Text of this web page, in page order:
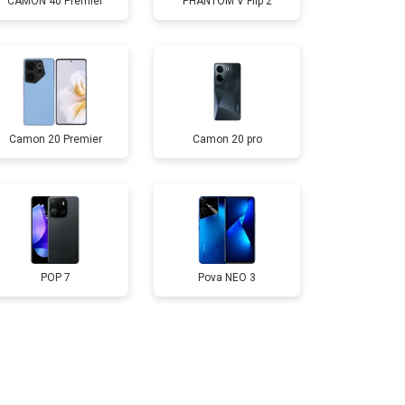
2700 ₽ Заказать
950 ₽ Заказать
1750 ₽ Заказать
3200 ₽ Заказать
Camon 20 Premier Camon 20 pro
POP 7 Pova NEO 3